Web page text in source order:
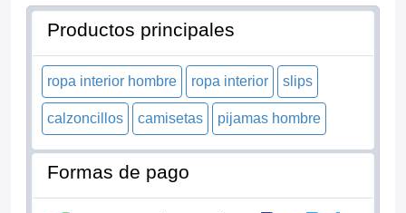
Productos principales
ropa interior hombre ropa interior slips
calzoncillos camisetas pijamas hombre
Formas de pago